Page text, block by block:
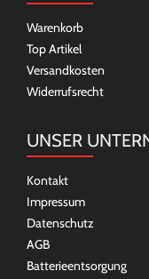
Warenkorb
Top Artikel
Versandkosten
Widerrufsrecht
UNSER
Kontakt
Impressum
Datenschutz
AGB
Batterieentsorgung